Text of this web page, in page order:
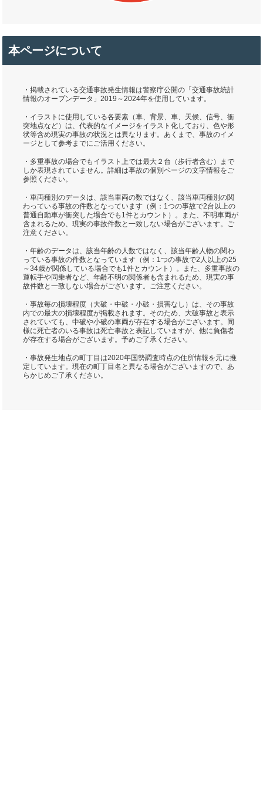
本ページについて
・掲載されている交通事故発生情報は警察庁公開の「交通事故統計
情報のオープンデータ」2019～2024年を使用しています。
・イラストに使用している各要素（車、背景、車、天候、信号、衝
突地点など）は、代表的なイメージをイラスト化しており、色や形
状等含め現実の事故の状況とは異なります。あくまで、事故のイメ
ージとして参考までにご活用ください。
・多重事故の場合でもイラスト上では最大２台（歩行者含む）まで
しか表現されていません。詳細は事故の個別ページの文字情報をご
参照ください。
・車両種別のデータは、該当車両の数ではなく、該当車両種別の関
わっている事故の件数となっています（例：1つの事故で2台以上の
普通自動車が衝突した場合でも1件とカウント）。また、不明車両が
含まれるため、現実の事故件数と一致しない場合がございます。ご
注意ください。
・年齢のデータは、該当年齢の人数ではなく、該当年齢人物の関わ
っている事故の件数となっています（例：1つの事故で2人以上の25
～34歳が関係している場合でも1件とカウント）。また、多重事故の
運転手や同乗者など、年齢不明の関係者も含まれるため、現実の事
故件数と一致しない場合がございます。ご注意ください。
・事故毎の損壊程度（大破・中破・小破・損害なし）は、その事故
内での最大の損壊程度が掲載されます。そのため、大破事故と表示
されていても、中破や小破の車両が存在する場合がございます。同
様に死亡者のいる事故は死亡事故と表記していますが、他に負傷者
が存在する場合がございます。予めご了承ください。
・事故発生地点の町丁目は2020年国勢調査時点の住所情報を元に推
定しています。現在の町丁目名と異なる場合がございますので、あ
らかじめご了承ください。